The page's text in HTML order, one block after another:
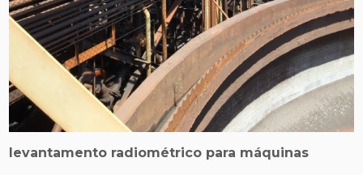
levantamento radiométrico para máquinas